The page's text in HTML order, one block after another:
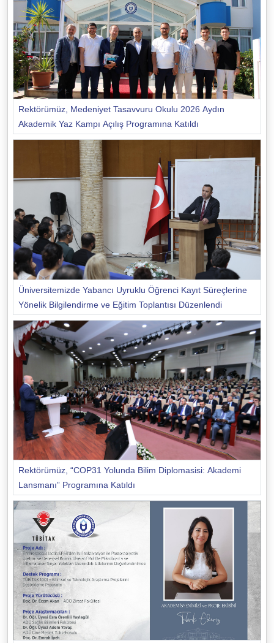
Rektörümüz, Medeniyet Tasavvuru Okulu 2026 Aydın
Akademik Yaz Kampı Açılış Programına Katıldı
Üniversitemizde Yabancı Uyruklu Öğrenci Kayıt Süreçlerine
Yönelik Bilgilendirme ve Eğitim Toplantısı Düzenlendi
Rektörümüz, “COP31 Yolunda Bilim Diplomasisi: Akademi
Lansmanı” Programına Katıldı